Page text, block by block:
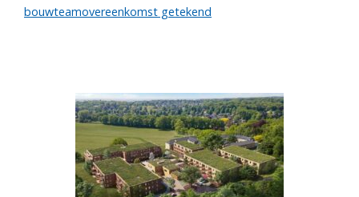
bouwteamovereenkomst getekend